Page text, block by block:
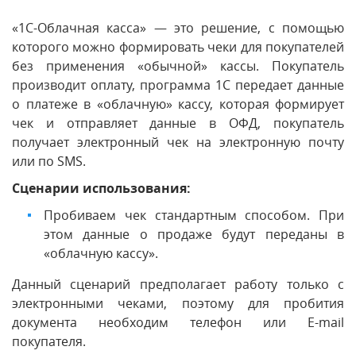
«1С-Облачная касса» — это решение, с помощью
которого можно формировать чеки для покупателей
без применения «обычной» кассы. Покупатель
производит оплату, программа 1С передает данные
о платеже в «облачную» кассу, которая формирует
чек и отправляет данные в ОФД, покупатель
получает электронный чек на электронную почту
или по SMS.
Сценарии использования:
Пробиваем чек стандартным способом. При
этом данные о продаже будут переданы в
«облачную кассу».
Данный сценарий предполагает работу только с
электронными чеками, поэтому для пробития
документа необходим телефон или E-mail
покупателя.